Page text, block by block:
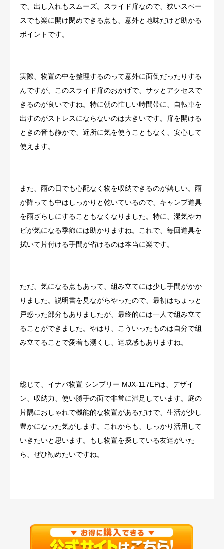
で、出し入れもスムーズ。スライド扉なので、狭いスペー
スでも楽に開け閉めできる点も、意外と地味だけど助かる
ポイントです。
実際、物置の中を整理するのって意外に面倒だったりする
んですが、このスライド扉のおかげで、サッとアクセスで
きるのが良いですね。特に朝の忙しい時間帯に、自転車を
出すのがストレスにならないのは大きいです。扉を開ける
ときの音も静かで、近所に気を使うこともなく、安心して
使えます。
また、雨の日でも心配なく物を収納できるのが嬉しい。雨
が降っても中はしっかりと乾いているので、キャンプ道具
を雨ざらしにすることもなくなりました。特に、湿気やカ
ビが気になる季節には助かりますね。これで、毎回道具を
拭いて片付ける手間が省けるのは本当に楽です。
ただ、気になる点もあって、組み立てには少し手間がかか
りました。説明書を見ながらやったので、最初はちょっと
戸惑った部分もありましたが、最終的には一人で組み立て
ることができました。やはり、こういったものは自分で組
み立てることで愛着も湧くし、達成感もありますね。
総じて、イナバ物置 シンプリー MJX-117EPは、デザイ
ン、収納力、使い勝手の面で非常に満足しています。庭の
片隅におしゃれで機能的な物置があるだけで、生活が少し
豊かになった気がします。これからも、しっかり活用して
いきたいと思います。もし物置を探している友達がいた
ら、ぜひ勧めたいですね。